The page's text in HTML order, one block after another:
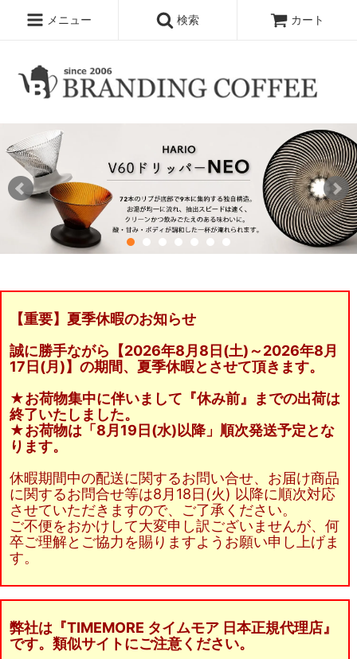
メニュー 検索 カート
【重要】夏季休暇のお知らせ
誠に勝手ながら【2026年8月8日(土)～2026年8月
17日(月)】の期間、夏季休暇とさせて頂きます。
★お荷物集中に伴いまして『休み前』までの出荷は
終了いたしました。
★お荷物は「8月19日(水)以降」順次発送予定とな
ります。
休暇期間中の配送に関するお問い合せ、お届け商品
に関するお問合せ等は8月18日(火) 以降に順次対応
させていただきますので、ご了承ください。
ご不便をおかけして大変申し訳ございませんが、何
卒ご理解とご協力を賜りますようお願い申し上げま
す。
弊社は『TIMEMORE タイムモア 日本正規代理店』
です。類似サイトにご注意ください。